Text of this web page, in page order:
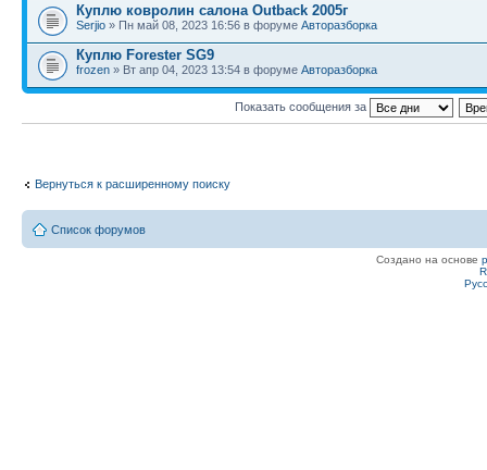
Куплю ковролин салона Outback 2005г
Serjio » Пн май 08, 2023 16:56 в форуме Авторазборка
Куплю Forester SG9
frozen » Вт апр 04, 2023 13:54 в форуме Авторазборка
Показать сообщения за
Вернуться к расширенному поиску
Список форумов
Создано на основе